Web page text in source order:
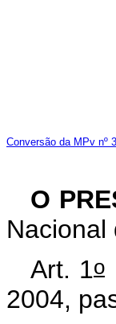
Conversão da MPv nº
O
Nacional
Art. 1o
2004,